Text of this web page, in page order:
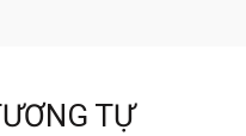
TỰ